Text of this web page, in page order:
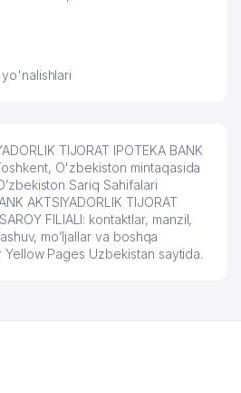
TIJORAT IPOTEKA BANK
O'zbekiston mintaqasida
Sariq Sahifalari
AKTSIYADORLIK TIJORAT
FILIALI: kontaktlar, manzil,
mo’ljallar va boshqa
Yellow Pages Uzbekistan saytida.